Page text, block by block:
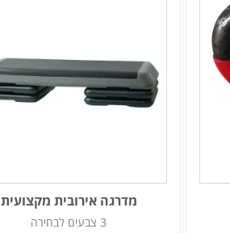
מדרגה אירובית מקצועית
3 צבעים לבחירה